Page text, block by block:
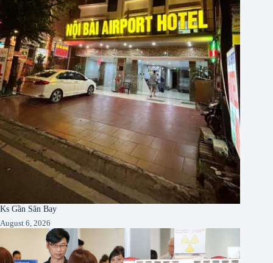
Ks Gần Sân Bay
August 6, 2026